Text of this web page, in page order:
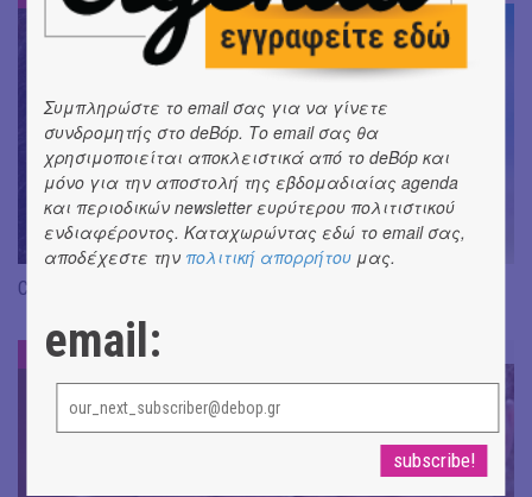
Covid-19, οι Αθηναίοι διηγούνται...
THE ATHENIANS
Συμπληρώστε το email σας για να γίνετε
συνδρομητής στο deBόp. Το email σας θα
χρησιμοποιείται αποκλειστικά από το deBόp και
μόνο για την αποστολή της εβδομαδιαίας agenda
και περιοδικών newsletter ευρύτερου πολιτιστικού
ενδιαφέροντος. Καταχωρώντας εδώ το email σας,
αποδέχεστε την πολιτική απορρήτου μας.
email: